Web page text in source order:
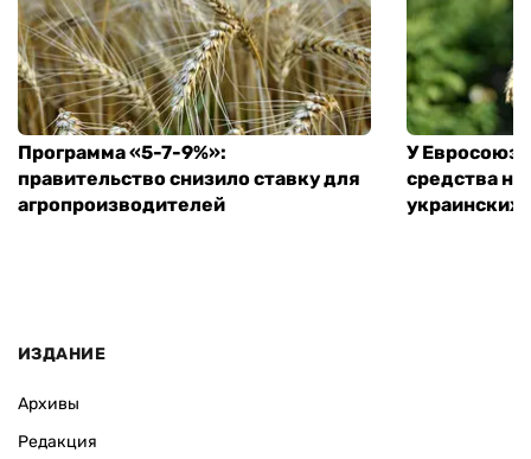
Программа «5-7-9%»:
правительство снизило ставку для
агропроизводителей
У
средства
ИЗДАНИЕ
Архивы
Редакция